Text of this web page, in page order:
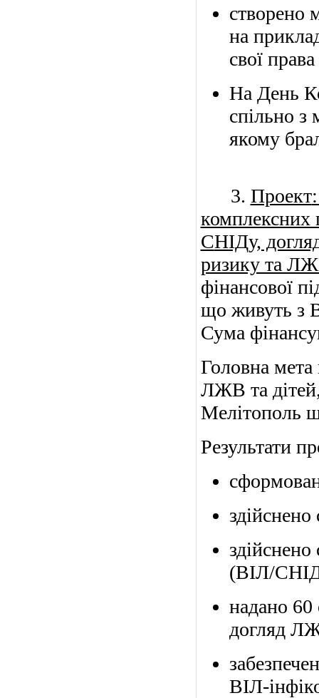
створено
на
свої права
На День
спільно з
якому
3. Проект
комплексних
СНІДу,
ризику та
фінансової
що живуть з
Сума
Головна
ЛЖВ та
Мелітополь
Результати
(ВІЛ/СНІД
надано
догляд
ВІЛ-